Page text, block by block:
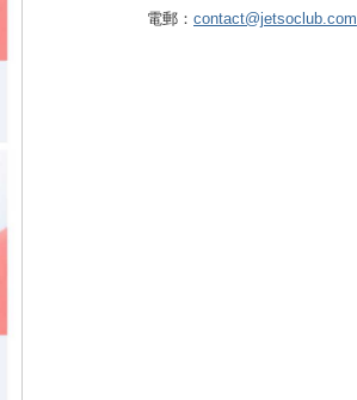
電郵： contact@jetsoclub.com